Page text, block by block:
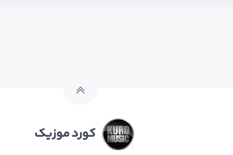
کورد موزیک